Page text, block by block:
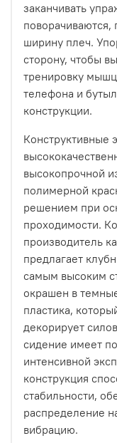
заканчивать
поворачиваются,
ширину плеч.
сторону, чтобы
тренировку мышц
телефона и
конструкции.
Конструктивные
высокопрочной
полимерной
решением при
проходимости.
производитель
предлагает
самым высоким
окрашен в
пластика,
декорирует
сидение имеет
интенсивной
конструкция
стабильности,
распределение
вибрацию.